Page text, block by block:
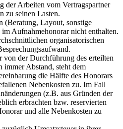
der Arbeiten vom Vertragspartner
zu seinen Lasten.
(Beratung, Layout, sonstige
Aufnahmehonorar nicht enthalten.
organisatorischen
von der Durchführung des erteilten
immer Abstand, steht dem
die Hälfte des Honorars
Nebenkosten zu. Im Fall
(z.B. aus Gründen der
erbrachten bzw. reservierten
und alle Nebenkosten zu